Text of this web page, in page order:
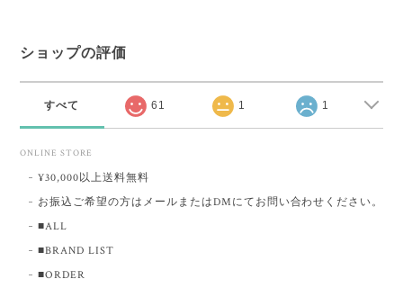
ショップの評価
すべて 61 1 1
ONLINE STORE
¥30,000以上送料無料
お振込ご希望の方はメールまたはDMにてお問い合わせください。
■ALL
■BRAND LIST
■ORDER